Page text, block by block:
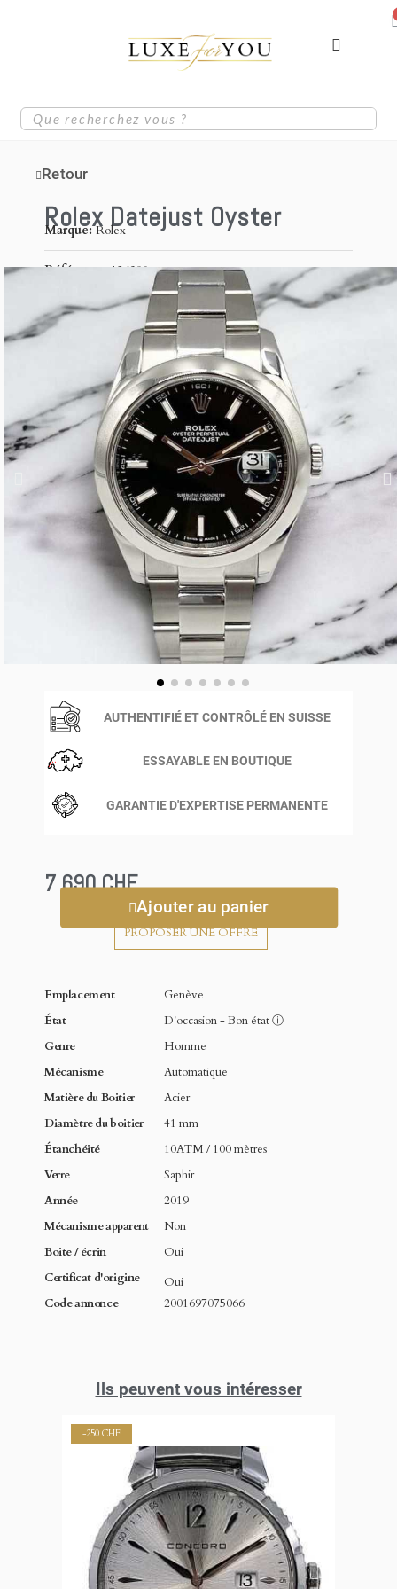
Retour
Rolex Datejust Oyster
Marque Rolex
Référence 126300
AUTHENTIFIÉ ET CONTRÔLÉ EN SUISSE
ESSAYABLE EN BOUTIQUE
GARANTIE D'EXPERTISE PERMANENTE
7 690 CHF
Ajouter au panier
PROPOSER UNE OFFRE
Emplacement
Genève
État
D'occasion - Bon étatⓘ
Genre
Homme
Mécanisme
Automatique
Matière du Boitier
Acier
Diamètre du boitier
41 mm
Étanchéité
10ATM / 100 mètres
Verre
Saphir
Année
2019
Mécanisme apparent
Non
Boite / écrin
Oui
Certificat d'origine
Oui
Code annonce
2001697075066
Ils peuvent vous intéresser
-250 CHF